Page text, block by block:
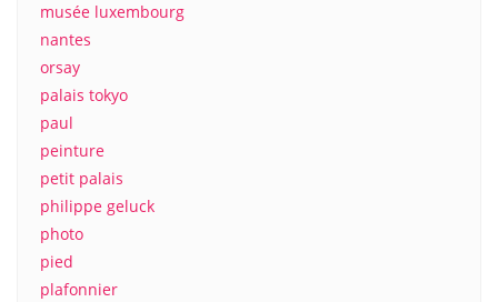
musée luxembourg
nantes
orsay
palais tokyo
paul
peinture
petit palais
philippe geluck
photo
pied
plafonnier